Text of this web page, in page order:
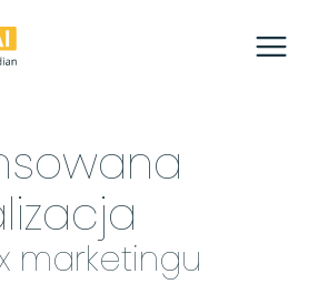
marketingu